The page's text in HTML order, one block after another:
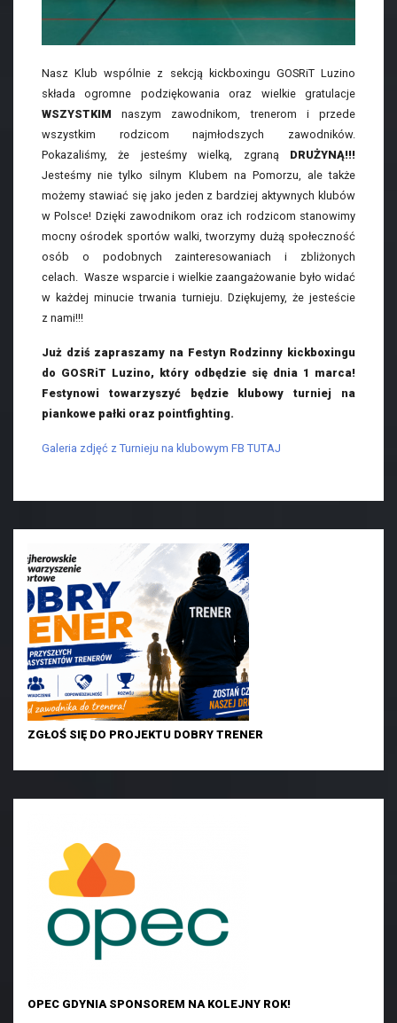
Nasz Klub wspólnie z sekcją kickboxingu GOSRiT Luzino
składa ogromne podziękowania oraz wielkie gratulacje
WSZYSTKIM naszym zawodnikom, trenerom i przede
wszystkim rodzicom najmłodszych zawodników.
Pokazaliśmy, że jesteśmy wielką, zgraną DRUŻYNĄ!!!
Jesteśmy nie tylko silnym Klubem na Pomorzu, ale także
możemy stawiać się jako jeden z bardziej aktywnych klubów
w Polsce! Dzięki zawodnikom oraz ich rodzicom stanowimy
mocny ośrodek sportów walki, tworzymy dużą społeczność
osób o podobnych zainteresowaniach i zbliżonych
celach. Wasze wsparcie i wielkie zaangażowanie było widać
w każdej minucie trwania turnieju. Dziękujemy, że jesteście
z nami!!!
Już dziś zapraszamy na Festyn Rodzinny kickboxingu
do GOSRiT Luzino, który odbędzie się dnia 1 marca!
Festynowi towarzyszyć będzie klubowy turniej na
piankowe pałki oraz pointfighting.
Galeria zdjęć z Turnieju na klubowym FB TUTAJ
ZGŁOŚ SIĘ DO PROJEKTU DOBRY TRENER
OPEC GDYNIA SPONSOREM NA KOLEJNY ROK!